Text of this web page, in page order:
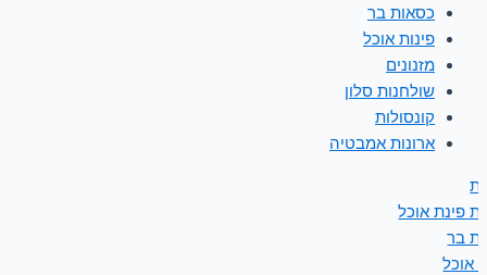
כסאות בר
פינות אוכל
מזנונים
שולחנות סלון
קונסולות
ארונות אמבטיה
פינת אוכל
בר
אוכל